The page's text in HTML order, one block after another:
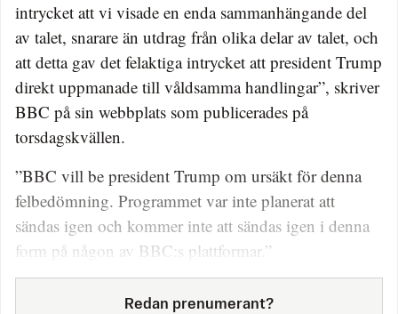
intrycket att vi visade en enda sammanhängande del
av talet, snarare än utdrag från olika delar av talet, och
att detta gav det felaktiga intrycket att president Trump
direkt uppmanade till våldsamma handlingar”, skriver
BBC på sin webbplats som publicerades på
torsdagskvällen.
”BBC vill be president Trump om ursäkt för denna
felbedömning. Programmet var inte planerat att
sändas igen och kommer inte att sändas igen i denna
form på någon av BBC:s plattformar.”
Redan prenumerant?